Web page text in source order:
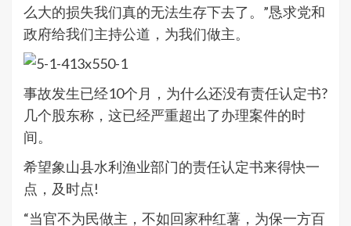
么大的损失我们真的无法生存下去了。”恳求党和
政府给我们主持公道，为我们做主。
事故发生已经10个月，为什么还没有责任认定书?
几个股东称，这已经严重超出了办理案件的时
间。
希望象山县水利渔业部门的责任认定书来得快一
点，及时点!
“当官不为民做主，不如回家种红薯，为保一方百